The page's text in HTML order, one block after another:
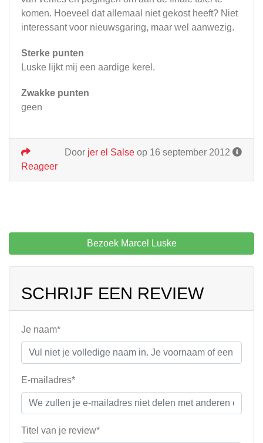
komen. Hoeveel dat allemaal niet gekost heeft? Niet
interessant voor nieuwsgaring, maar wel aanwezig.
Sterke punten
Luske lijkt mij een aardige kerel.
Zwakke punten
geen
Door jer el Salse op 16 september 2012
Reageer
Bezoek Marcel Luske
SCHRIJF EEN REVIEW
Je naam*
E-mailadres*
Titel van je review*